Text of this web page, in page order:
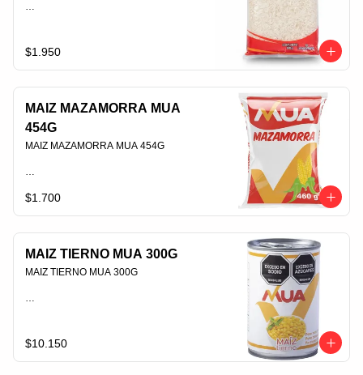
PLU 006392
$1.950
MAIZ MAZAMORRA MUA
454G
MAIZ MAZAMORRA MUA 454G
$1.700
MAIZ TIERNO MUA 300G
MAIZ TIERNO MUA 300G
PLU 006437
$10.150